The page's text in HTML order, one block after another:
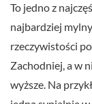
To jedno z
najbardziej
rzeczywistości
Zachodniej, a w
wyższe. Na